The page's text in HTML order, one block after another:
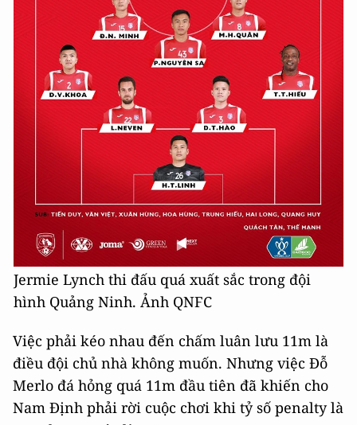
Jermie Lynch thi đấu quá xuất sắc trong đội
hình Quảng Ninh. Ảnh QNFC
Việc phải kéo nhau đến chấm luân lưu 11m là
điều đội chủ nhà không muốn. Nhưng việc Đỗ
Merlo đá hỏng quá 11m đầu tiên đã khiến cho
Nam Định phải rời cuộc chơi khi tỷ số penalty là